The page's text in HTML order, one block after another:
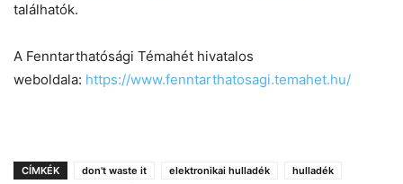
találhatók.
A Fenntarthatósági Témahét hivatalos
weboldala: https://www.fenntarthatosagi.temahet.hu/
CÍMKÉK don't waste it elektronikai hulladék
hulladék